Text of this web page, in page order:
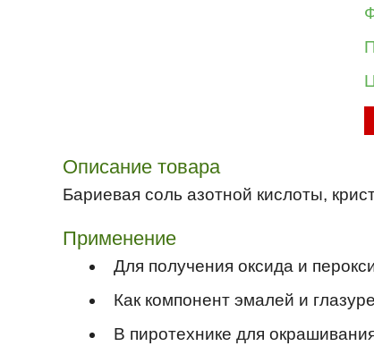
Описание товара
Бариевая соль азотной кислоты,
Применение
Для получения оксида и
Как компонент эмалей и
В пиротехнике для